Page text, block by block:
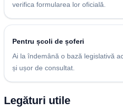
verifica formularea lor oficială.
Pentru școli de șoferi
Ai la îndemână o bază legislativă
și ușor de consultat.
Legături utile